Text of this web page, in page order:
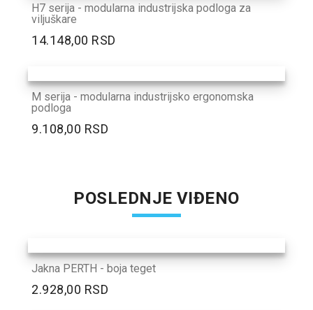
H7 serija - modularna industrijska podloga za
viljuškare
14.148,00 RSD
M serija - modularna industrijsko ergonomska
podloga
9.108,00 RSD
POSLEDNJE VIĐENO
Jakna PERTH - boja teget
2.928,00 RSD